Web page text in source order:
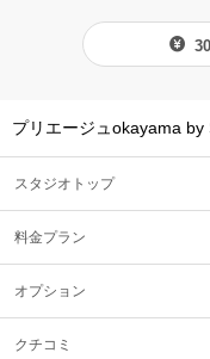
プリエージュokayama
スタジオトップ
料金プラン
オプション
クチコミ